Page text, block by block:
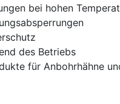
bei hohen
des Betriebs
für Anbohrhähne